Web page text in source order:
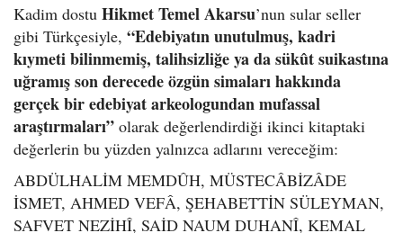
Kadim dostu Hikmet Temel Akarsu’nun sular seller
gibi Türkçesiyle, “Edebiyatın unutulmuş, kadri
kıymeti bilinmemiş, talihsizliğe ya da sükût suikastına
uğramış son derecede özgün simaları hakkında
gerçek bir edebiyat arkeologundan mufassal
araştırmaları” olarak değerlendirdiği ikinci kitaptaki
değerlerin bu yüzden yalnızca adlarını vereceğim:
ABDÜLHALİM MEMDÛH, MÜSTECÂBİZÂDE
İSMET, AHMED VEFÂ, ŞEHABETTİN SÜLEYMAN,
SAFVET NEZİHÎ, SAİD NAUM DUHANÎ, KEMAL